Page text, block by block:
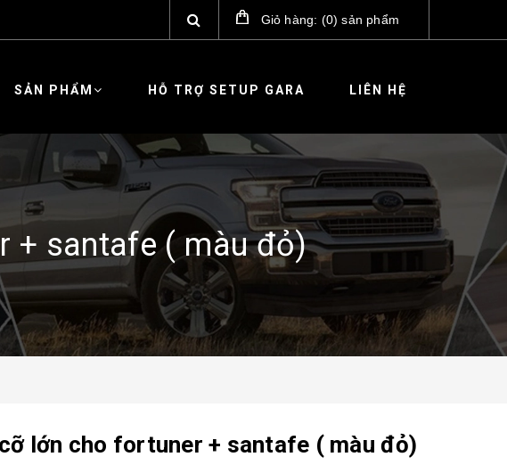
Giỏ hàng: (0)sản phẩm
SẢN PHẨM HỖ TRỢ SETUP GARA LIÊN HỆ
+ santafe ( màu đỏ)
lớn cho fortuner + santafe ( màu đỏ)